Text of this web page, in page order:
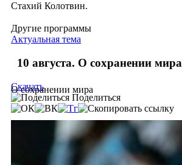
Стахий Колотвин.
Другие программы
Актуальная тема
10 августа. О сохранении мира
О сохранении мира
Скачать
Поделиться